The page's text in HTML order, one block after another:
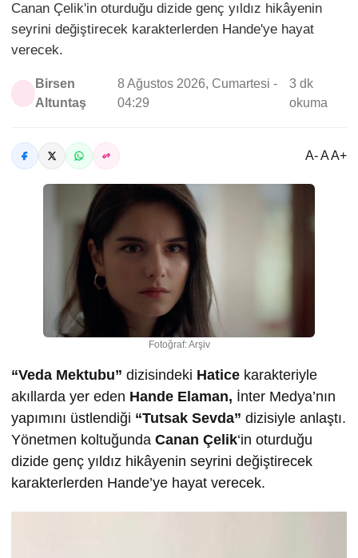
Canan Çelik'in oturduğu dizide genç yıldız hikâyenin
seyrini değiştirecek karakterlerden Hande'ye hayat
verecek.
Birsen
Altuntaş
8 Ağustos 2026, Cumartesi -
04:29
3 dk
okuma
A- A A+
Fotoğraf: Arşiv
“Veda Mektubu” dizisindeki Hatice karakteriyle
akıllarda yer eden Hande Elaman, İnter Medya’nın
yapımını üstlendiği “Tutsak Sevda” dizisiyle anlaştı.
Yönetmen koltuğunda Canan Çelik‘in oturduğu
dizide genç yıldız hikâyenin seyrini değiştirecek
karakterlerden Hande’ye hayat verecek.